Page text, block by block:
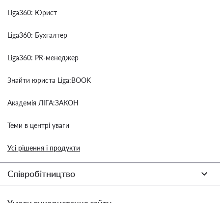
Liga360: Юрист
Liga360: Бухгалтер
Liga360: PR-менеджер
Знайти юриста Liga:BOOK
Академія ЛІГА:ЗАКОН
Теми в центрі уваги
Усі рішення і продукти
Співробітництво